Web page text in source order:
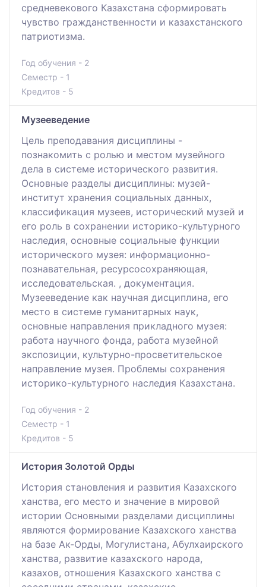
средневекового Казахстана сформировать
чувство гражданственности и казахстанского
патриотизма.
Год обучения - 2
Семестр - 1
Кредитов - 5
Музееведение
Цель преподавания дисциплины -
познакомить с ролью и местом музейного
дела в системе исторического развития.
Основные разделы дисциплины: музей-
институт хранения социальных данных,
классификация музеев, исторический музей и
его роль в сохранении историко-культурного
наследия, основные социальные функции
исторического музея: информационно-
познавательная, ресурсосохраняющая,
исследовательская. , документация.
Музееведение как научная дисциплина, его
место в системе гуманитарных наук,
основные направления прикладного музея:
работа научного фонда, работа музейной
экспозиции, культурно-просветительское
направление музея. Проблемы сохранения
историко-культурного наследия Казахстана.
Год обучения - 2
Семестр - 1
Кредитов - 5
История Золотой Орды
История становления и развития Казахского
ханства, его место и значение в мировой
истории Основными разделами дисциплины
являются формирование Казахского ханства
на базе Ак-Орды, Могулистана, Абулхаирского
ханства, развитие казахского народа,
казахов, отношения Казахского ханства с